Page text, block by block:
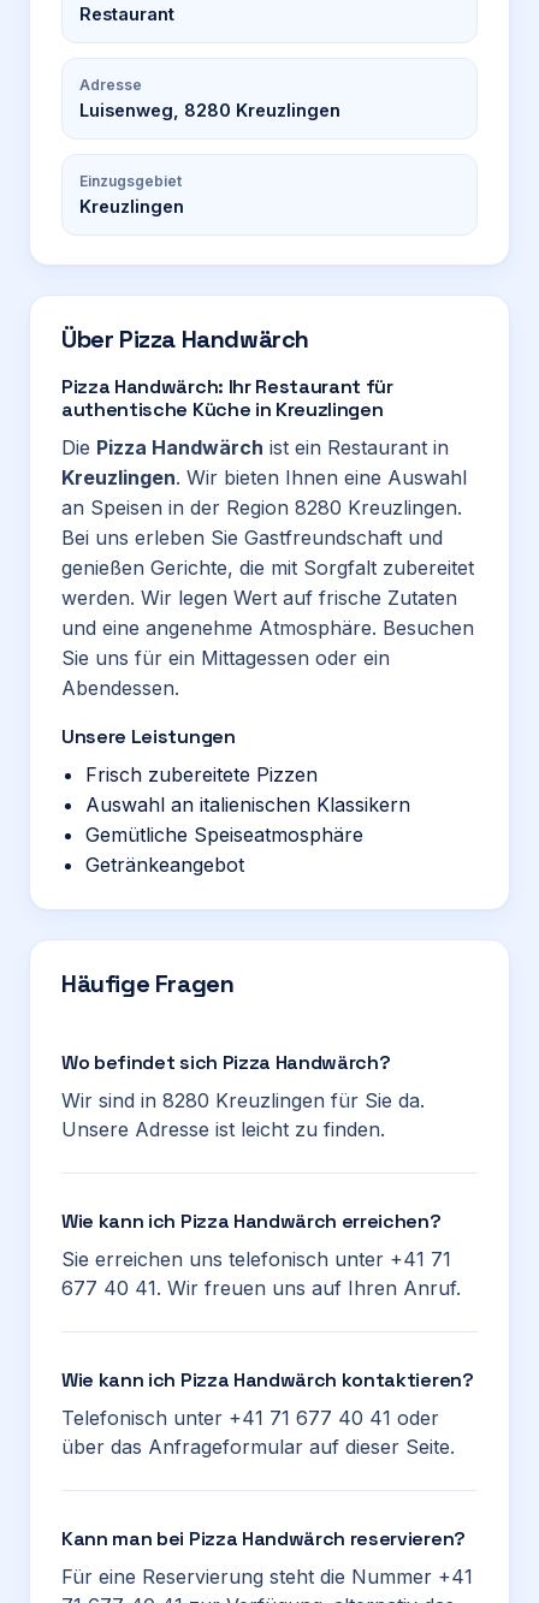
Restaurant
Adresse
Luisenweg, 8280 Kreuzlingen
Einzugsgebiet
Kreuzlingen
Über Pizza Handwärch
Pizza Handwärch: Ihr Restaurant für
authentische Küche in Kreuzlingen
Die Pizza Handwärch ist ein Restaurant in
Kreuzlingen. Wir bieten Ihnen eine Auswahl
an Speisen in der Region 8280 Kreuzlingen.
Bei uns erleben Sie Gastfreundschaft und
genießen Gerichte, die mit Sorgfalt zubereitet
werden. Wir legen Wert auf frische Zutaten
und eine angenehme Atmosphäre. Besuchen
Sie uns für ein Mittagessen oder ein
Abendessen.
Unsere Leistungen
Frisch zubereitete Pizzen
Auswahl an italienischen Klassikern
Gemütliche Speiseatmosphäre
Getränkeangebot
Häufige Fragen
Wo befindet sich Pizza Handwärch?
Wir sind in 8280 Kreuzlingen für Sie da.
Unsere Adresse ist leicht zu finden.
Wie kann ich Pizza Handwärch erreichen?
Sie erreichen uns telefonisch unter +41 71
677 40 41. Wir freuen uns auf Ihren Anruf.
Wie kann ich Pizza Handwärch kontaktieren?
Telefonisch unter +41 71 677 40 41 oder
über das Anfrageformular auf dieser Seite.
Kann man bei Pizza Handwärch reservieren?
Für eine Reservierung steht die Nummer +41